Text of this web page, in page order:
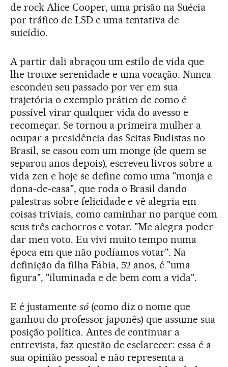
de rock Alice Cooper, uma prisão na Suécia
por tráfico de LSD e uma tentativa de
suicídio.
A partir dali abraçou um estilo de vida que
lhe trouxe serenidade e uma vocação. Nunca
escondeu seu passado por ver em sua
trajetória o exemplo prático de como é
possível virar qualquer vida do avesso e
recomeçar. Se tornou a primeira mulher a
ocupar a presidência das Seitas Budistas no
Brasil, se casou com um monge (de quem se
separou anos depois), escreveu livros sobre a
vida zen e hoje se define como uma "monja e
dona-de-casa", que roda o Brasil dando
palestras sobre felicidade e vê alegria em
coisas triviais, como caminhar no parque com
seus três cachorros e votar. "Me alegra poder
dar meu voto. Eu vivi muito tempo numa
época em que não podíamos votar". Na
definição da filha Fábia, 52 anos, é "uma
figura", "iluminada e de bem com a vida".
E é justamente só(como diz o nome que
ganhou do professor japonês) que assume sua
posição política. Antes de continuar a
entrevista, faz questão de esclarecer: essa é a
sua opinião pessoal e não representa a